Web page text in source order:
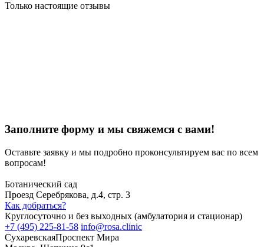
Только настоящие отзывы
Заполните форму и мы свяжемся с вами!
Оставьте заявку и мы подробно проконсультируем вас по всем
вопросам!
Ботанический сад
Проезд Серебрякова, д.4, стр. 3
Как добраться?
Круглосуточно и без выходных (амбулатория и стационар)
+7 (495) 225-81-58 info@rosa.clinic
СухаревскаяПроспект Мира